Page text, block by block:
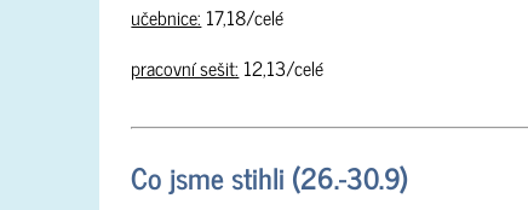
učebnice: 17,18/celé
pracovní sešit: 12,13/celé
Co jsme stihli (26.-30.9)